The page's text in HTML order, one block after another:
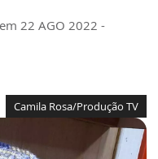
22 AGO 2022 -
Camila Rosa/Produção TV